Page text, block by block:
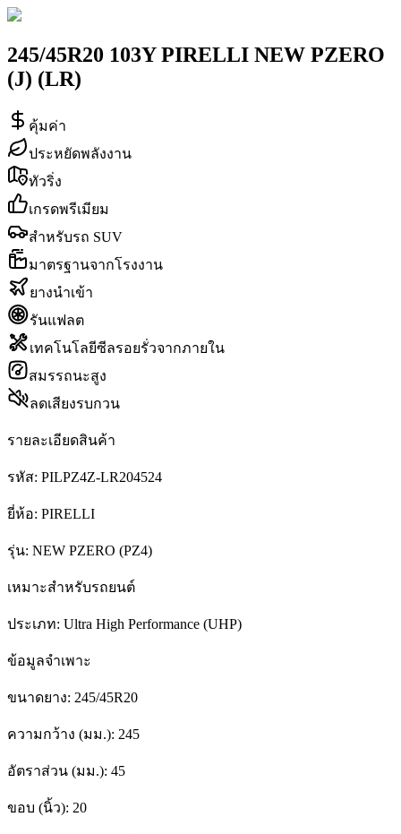
245/45R20 103Y PIRELLI NEW PZERO
(J) (LR)
คุ้มค่า
ประหยัดพลังงาน
ทัวริ่ง
เกรดพรีเมียม
สำหรับรถ SUV
มาตรฐานจากโรงงาน
ยางนำเข้า
รันแฟลต
เทคโนโลยีซีลรอยรั่วจากภายใน
สมรรถนะสูง
ลดเสียงรบกวน
รายละเอียดสินค้า
รหัส: PILPZ4Z-LR204524
ยี่ห้อ: PIRELLI
รุ่น: NEW PZERO (PZ4)
เหมาะสำหรับรถยนต์
ประเภท: Ultra High Performance (UHP)
ข้อมูลจำเพาะ
ขนาดยาง: 245/45R20
ความกว้าง (มม.): 245
อัตราส่วน (มม.): 45
ขอบ (นิ้ว): 20